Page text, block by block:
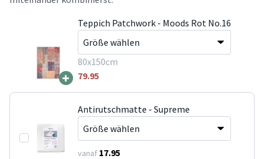
+
Teppich Patchwork - Moods Rot No.16
80x150cm
79.95
Antirutschmatte - Supreme
vanaf 17.95